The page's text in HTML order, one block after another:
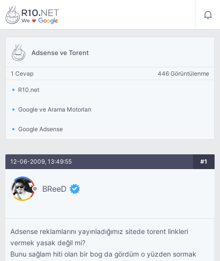
Adsense ve Torent
1 Cevap 446 Görüntülenme
R10.net
Google ve Arama Motorları
Google Adsense
12-06-2009, 13:49:55 #1
BReeD
Adsense reklamlarını yayınladığımız sitede torent linkleri
vermek yasak değil mi?
Bunu sağlam hiti olan bir bog da gördüm o yüzden sormak